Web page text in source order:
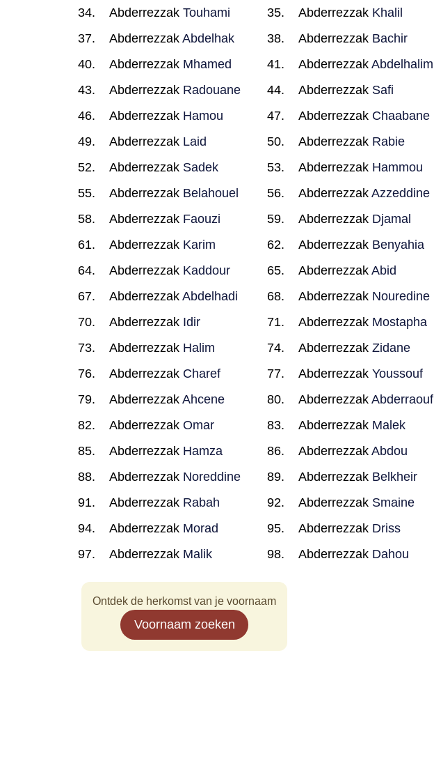
Abderrezzak Touhami Abderrezzak Khalil
Abderrezzak Abdelhak Abderrezzak Bachir
Abderrezzak Mhamed Abderrezzak Abdelhalim
Abderrezzak Radouane Abderrezzak Safi
Abderrezzak Hamou Abderrezzak Chaabane
Abderrezzak Laid Abderrezzak Rabie
Abderrezzak Sadek Abderrezzak Hammou
Abderrezzak Belahouel Abderrezzak Azzeddine
Abderrezzak Faouzi Abderrezzak Djamal
Abderrezzak Karim Abderrezzak Benyahia
Abderrezzak Kaddour Abderrezzak Abid
Abderrezzak Abdelhadi Abderrezzak Nouredine
Abderrezzak Idir Abderrezzak Mostapha
Abderrezzak Halim Abderrezzak Zidane
Abderrezzak Charef Abderrezzak Youssouf
Abderrezzak Ahcene Abderrezzak Abderraouf
Abderrezzak Omar Abderrezzak Malek
Abderrezzak Hamza Abderrezzak Abdou
Abderrezzak Noreddine Abderrezzak Belkheir
Abderrezzak Rabah Abderrezzak Smaine
Abderrezzak Morad Abderrezzak Driss
Abderrezzak Malik Abderrezzak Dahou
Ontdek de herkomst van je voornaam
Voornaam zoeken